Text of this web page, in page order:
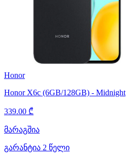
Honor
Honor X6c (6GB/128GB) - Midnight
339.00 ₾
მარაგშია
გარანტია 2 წელი